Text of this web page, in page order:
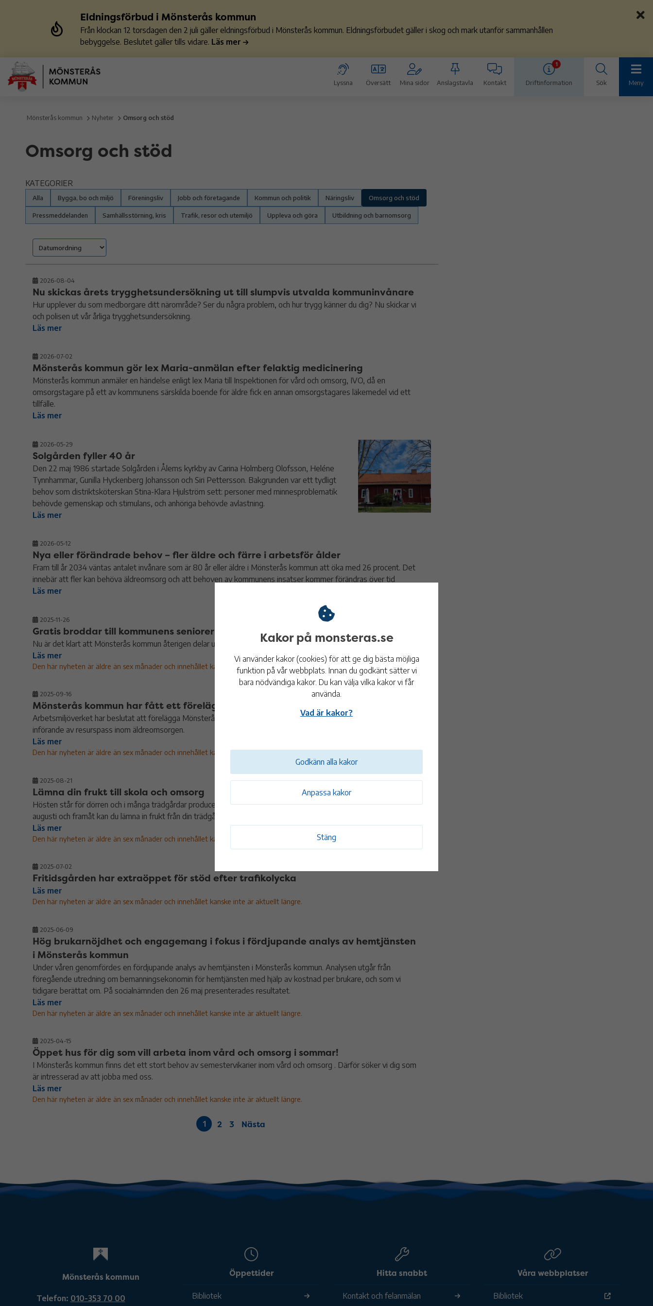
Eldningsförbud i Mönsterås kommun
Från klockan 12 torsdagen den 2 juli gäller eldningsförbud i Mönsterås kommun. Eldningsförbudet gäller i skog och mark utanför sammanhållen
bebyggelse. Beslutet gäller tills vidare. Läs mer
Lyssna Översätt Mina sidor Anslagstavla Kontakt
1
Driftinformation Sök Meny
Mönsterås kommun Nyheter Omsorg och stöd
Omsorg och stöd
KATEGORIER
Alla Bygga, bo och miljö Föreningsliv Jobb och företagande Kommun och politik Näringsliv Omsorg och stöd
Pressmeddelanden Samhällsstörning, kris Trafik, resor och utemiljö Uppleva och göra Utbildning och barnomsorg
2026-08-04
Nu skickas årets trygghetsundersökning ut till slumpvis utvalda kommuninvånare
Hur upplever du som medborgare ditt närområde? Ser du några problem, och hur trygg känner du dig? Nu skickar vi
och polisen ut vår årliga trygghetsundersökning.
Läs mer
2026-07-02
Mönsterås kommun gör lex Maria-anmälan efter felaktig medicinering
Mönsterås kommun anmäler en händelse enligt lex Maria till Inspektionen för vård och omsorg, IVO, då en
omsorgstagare på ett av kommunens särskilda boende för äldre fick en annan omsorgstagares läkemedel vid ett
tillfälle.
Läs mer
2026-05-29
Solgården fyller 40 år
Den 22 maj 1986 startade Solgården i Ålems kyrkby av Carina Holmberg Olofsson, Heléne
Tynnhammar, Gunilla Hyckenberg Johansson och Siri Pettersson. Bakgrunden var ett tydligt
behov som distriktsköterskan Stina-Klara Hjulström sett: personer med minnesproblematik
behövde gemenskap och stimulans, och anhöriga behövde avlastning.
Läs mer
2026-05-12
Nya eller förändrade behov – fler äldre och färre i arbetsför ålder
Fram till år 2034 väntas antalet invånare som är 80 år eller äldre i Mönsterås kommun att öka med 26 procent. Det
innebär att fler kan behöva äldreomsorg och att behoven av kommunens insatser kommer förändras över tid
Läs mer
2025-11-26
Gratis broddar till kommunens seniorer
Nu är det klart att Mönsterås kommun återigen delar ut gratis broddar till seniorer för att förebygga halkolyckor.
Läs mer
Den här nyheten är äldre än sex månader och innehållet kanske inte är aktuellt längre.
2025-09-16
Mönsterås kommun har fått ett föreläggande från Arbetsmiljöverket
Arbetsmiljöverket har beslutat att förelägga Mönsterås kommun att riskbedöma och föreslå åtgärder avseende
införande av resurspass inom äldreomsorgen.
Läs mer
Den här nyheten är äldre än sex månader och innehållet kanske inte är aktuellt längre.
2025-08-21
Lämna din frukt till skola och omsorg
Hösten står för dörren och i många trädgårdar producerar fruktträden mer än vad som kan tas om hand. Från 25
augusti och framåt kan du lämna in frukt från din trädgård till kommunens storkök.
Läs mer
Den här nyheten är äldre än sex månader och innehållet kanske inte är aktuellt längre.
2025-07-02
Fritidsgården har extraöppet för stöd efter trafikolycka
Läs mer
Den här nyheten är äldre än sex månader och innehållet kanske inte är aktuellt längre.
2025-06-09
Hög brukarnöjdhet och engagemang i fokus i fördjupande analys av hemtjänsten
i Mönsterås kommun
Under våren genomfördes en fördjupande analys av hemtjänsten i Mönsterås kommun. Analysen utgår från
föregående utredning om bemanningsekonomin för hemtjänsten med hjälp av kostnad per brukare, och som vi
tidigare berättat om. På socialnämnden den 26 maj presenterades resultatet.
Läs mer
Den här nyheten är äldre än sex månader och innehållet kanske inte är aktuellt längre.
2025-04-15
Öppet hus för dig som vill arbeta inom vård och omsorg i sommar!
I Mönsterås kommun finns det ett stort behov av semestervikarier inom vård och omsorg . Därför söker vi dig som
är intresserad av att jobba med oss.
Läs mer
Den här nyheten är äldre än sex månader och innehållet kanske inte är aktuellt längre.
1 2 3 Nästa
Mönsterås kommun
Telefon: 010-353 70 00
Öppettider
Bibliotek
Hitta snabbt
Kontakt och felanmälan
Våra webbplatser
Bibliotek
Kakor på monsteras.se
Vi använder kakor (cookies) för att ge dig bästa möjliga
funktion på vår webbplats. Innan du godkänt sätter vi
bara nödvändiga kakor. Du kan välja vilka kakor vi får
använda.
Vad är kakor?
Anpassa kakor
Stäng
Godkänn alla kakor